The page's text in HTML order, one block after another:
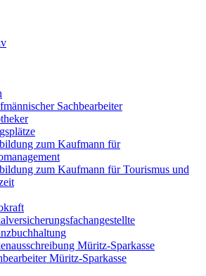
Sachbearbeiter
zum Kaufmann für
zum Kaufmann für Tourismus und
Müritz-Sparkasse
Müritz-Sparkasse